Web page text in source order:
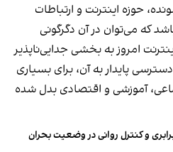
حوزه اینترنت و ارتباطات
که می‌توان در آن دگرگونی
امروز به بخشی جدایی‌ناپذیر
پایدار به آن، برای بسیاری
آموزشی و اقتصادی بدل شده
و کنترل روانی در وضعیت بحران